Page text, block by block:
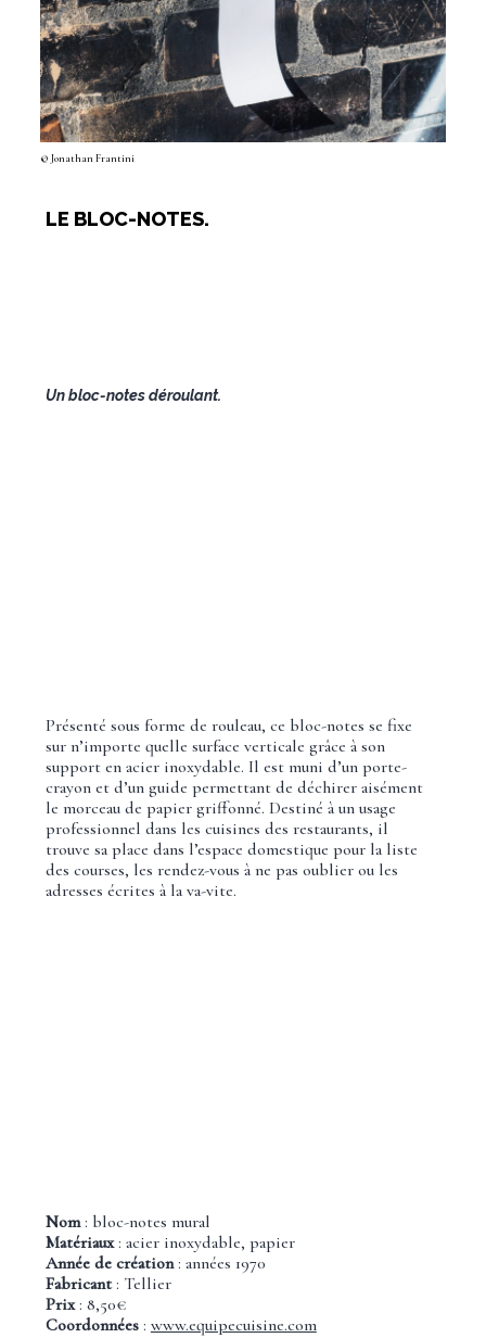
LE BLOC-NOTES.
Un bloc-notes déroulant.
Présenté sous forme de rouleau, ce bloc-notes se fixe
sur n’importe quelle surface verticale grâce à son
support en acier inoxydable. Il est muni d’un porte-
crayon et d’un guide permettant de déchirer aisément
le morceau de papier griffonné. Destiné à un usage
professionnel dans les cuisines des restaurants, il
trouve sa place dans l’espace domestique pour la liste
des courses, les rendez-vous à ne pas oublier ou les
adresses écrites à la va-vite.
Nom: bloc-notes mural
Matériaux: acier inoxydable, papier
Année de création: années 1970
Fabricant: Tellier
Prix: 8,50€
Coordonnées: www.equipecuisine.com
© Jonathan Frantini